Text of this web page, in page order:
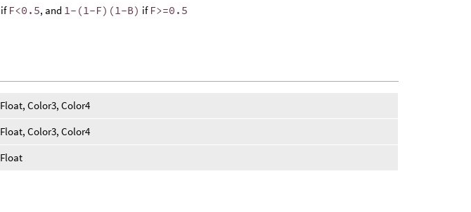
if F<0.5, and 1-(1-F)(1-B) if F>=0.5
Float, Color3, Color4
Float, Color3, Color4
Float